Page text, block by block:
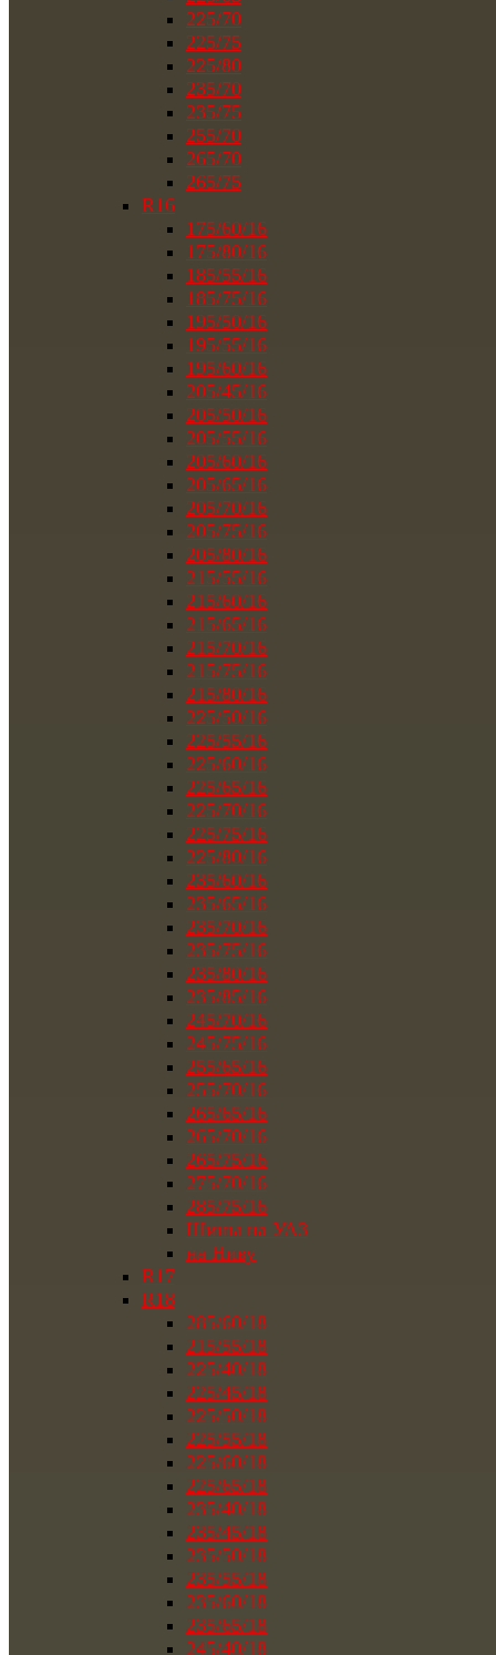
225/70
225/75
225/80
235/70
235/75
255/70
265/70
265/75
R16
175/60/16
175/80/16
185/55/16
185/75/16
195/50/16
195/55/16
195/60/16
205/45/16
205/50/16
205/55/16
205/60/16
205/65/16
205/70/16
205/75/16
205/80/16
215/55/16
215/60/16
215/65/16
215/70/16
215/75/16
215/80/16
225/50/16
225/55/16
225/60/16
225/65/16
225/70/16
225/75/16
225/80/16
235/60/16
235/65/16
235/70/16
235/75/16
235/80/16
235/85/16
245/70/16
245/75/16
255/65/16
255/70/16
265/65/16
265/70/16
265/75/16
275/70/16
285/75/16
Шины на УАЗ
на Ниву
R17
R18
285/60/18
215/55/18
225/40/18
225/45/18
225/50/18
225/55/18
225/60/18
225/65/18
235/40/18
235/45/18
235/50/18
235/55/18
235/60/18
235/65/18
245/40/18